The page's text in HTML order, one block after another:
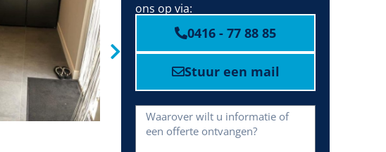
ons op via:
0416 - 77 88 85
Stuur een mail